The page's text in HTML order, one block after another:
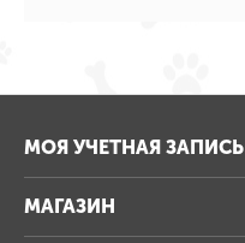
МОЯ УЧЕТНАЯ ЗАПИСЬ
МАГАЗИН